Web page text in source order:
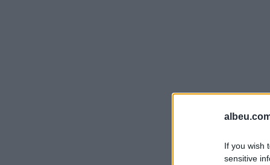
If you wish
sensitive